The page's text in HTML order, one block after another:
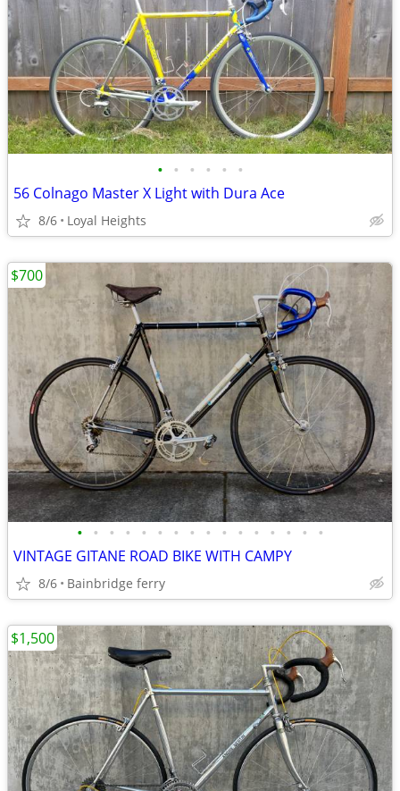
• • • • • •
56 Colnago Master X Light with Dura Ace
8/6 Loyal Heights
• • • • • • • • • • • • • • • •
VINTAGE GITANE ROAD BIKE WITH CAMPY
8/6 Bainbridge ferry
$700
$1,500